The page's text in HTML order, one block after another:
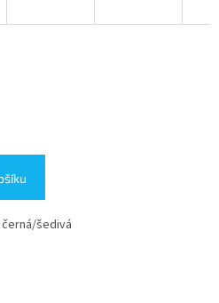
šedivá